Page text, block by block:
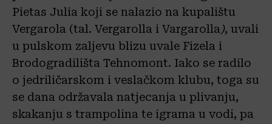
Pietas Julia koji se nalazio na kupalištu
Vergarola (tal. Vergarolla i Vargarolla), uvali
u pulskom zaljevu blizu uvale Fizela i
Brodogradilišta Tehnomont. Iako se radilo
o jedriličarskom i veslačkom klubu, toga su
se dana održavala natjecanja u plivanju,
skakanju s trampolina te igrama u vodi, pa